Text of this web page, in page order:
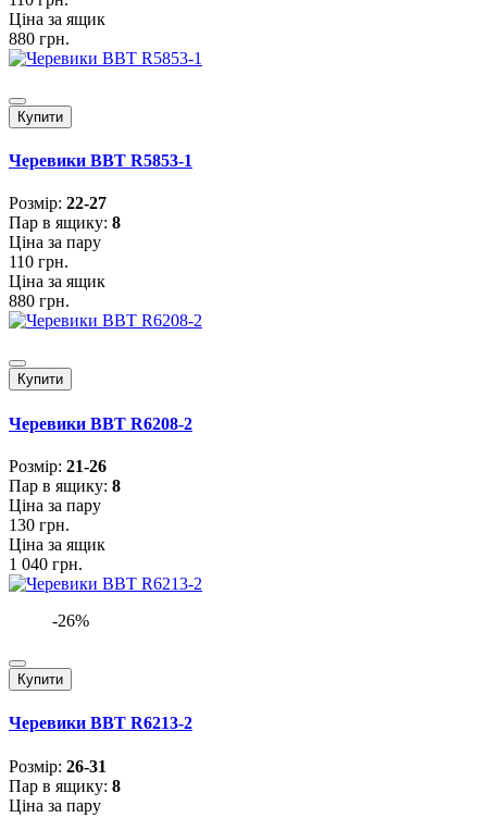
Ціна за ящик
880 грн.
Купити
Черевики BBT R5853-1
Розмiр: 22-27
Пар в ящику: 8
Ціна за пару
110 грн.
Ціна за ящик
880 грн.
Купити
Черевики BBT R6208-2
Розмiр: 21-26
Пар в ящику: 8
Ціна за пару
130 грн.
Ціна за ящик
1 040 грн.
-26%
Купити
Черевики BBT R6213-2
Розмiр: 26-31
Пар в ящику: 8
Ціна за пару